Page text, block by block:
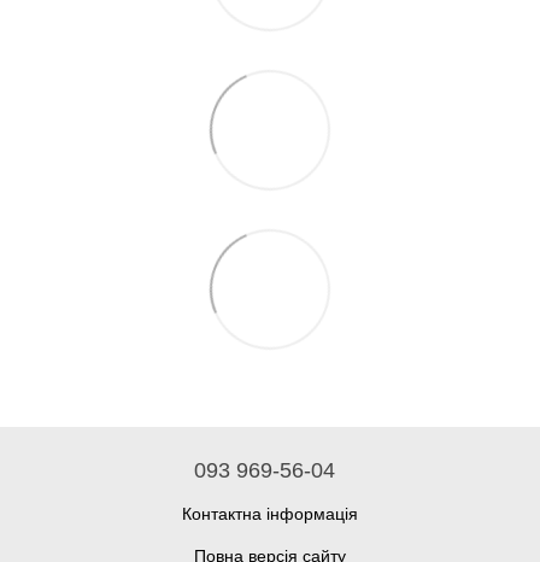
093 969-56-04
Контактна інформація
Повна версія сайту